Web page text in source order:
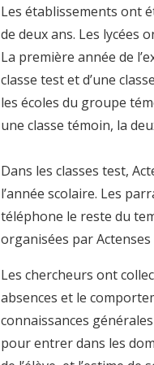
Les établissements ont
de deux ans. Les
La première année de
classe test et d’une
les écoles du groupe
une classe témoin, la
Dans les classes test,
l’année scolaire. Les
téléphone le reste du
organisées par Actenses
Les chercheurs ont
absences et le
connaissances
pour entrer dans les